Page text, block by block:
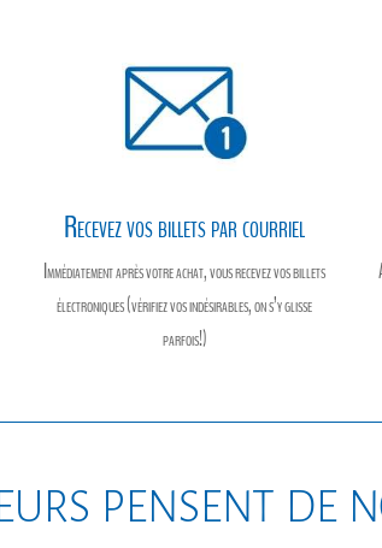
Recevez vos billets par courriel
Immédiatement après votre achat, vous recevez vos billets
électroniques (vérifiez vos indésirables, on s’y glisse
parfois!)
pensent de